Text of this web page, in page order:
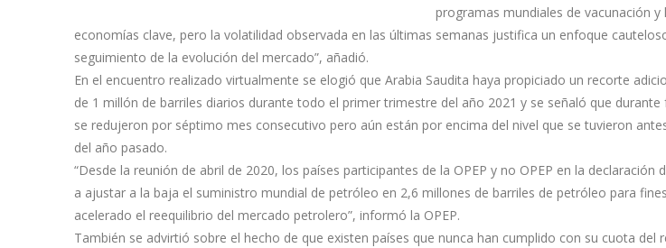
programas mundiales de vacunación
economías clave, pero la volatilidad observada en las últimas semanas justifica un enfoque
seguimiento de la evolución del mercado”, añadió.
En el encuentro realizado virtualmente se elogió que Arabia Saudita haya propiciado un recorte
de 1 millón de barriles diarios durante todo el primer trimestre del año 2021 y se señaló que
se redujeron por séptimo mes consecutivo pero aún están por encima del nivel que se tuvieron
del año pasado.
“Desde la reunión de abril de 2020, los países participantes de la OPEP y no OPEP en la
a ajustar a la baja el suministro mundial de petróleo en 2,6 millones de barriles de petróleo para
acelerado el reequilibrio del mercado petrolero”, informó la OPEP.
También se advirtió sobre el hecho de que existen países que nunca han cumplido con su cuota del